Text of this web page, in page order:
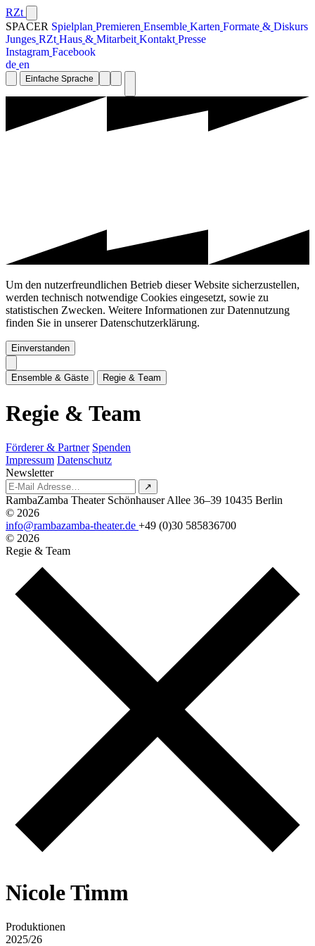
RZt
SPACER Spielplan Premieren Ensemble Karten Formate & Diskurs
Junges RZt Haus & Mitarbeit Kontakt Presse
Instagram Facebook
de en
Einfache Sprache
Um den nutzerfreundlichen Betrieb dieser Website sicherzustellen,
werden technisch notwendige Cookies eingesetzt, sowie zu
statistischen Zwecken. Weitere Informationen zur Datennutzung
finden Sie in unserer Datenschutzerklärung.
Einverstanden
Ensem b e & Gäste Regie & Team
Regie & Team
Förderer & Partner Spenden
Impressum Datenschutz
Newsletter
↗
RambaZamba Theater Schönhauser Allee 36–39 10435 Berlin
© 2026
info@rambazamba-theater.de +49 (0)30 585836700
© 2026
Regie & Team
NicoleTimm
Produktionen
2025/26